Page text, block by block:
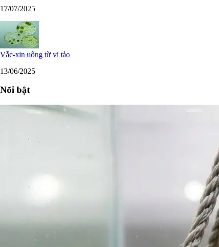
17/07/2025
Vắc-xin uống từ vi tảo
13/06/2025
Nổi bật